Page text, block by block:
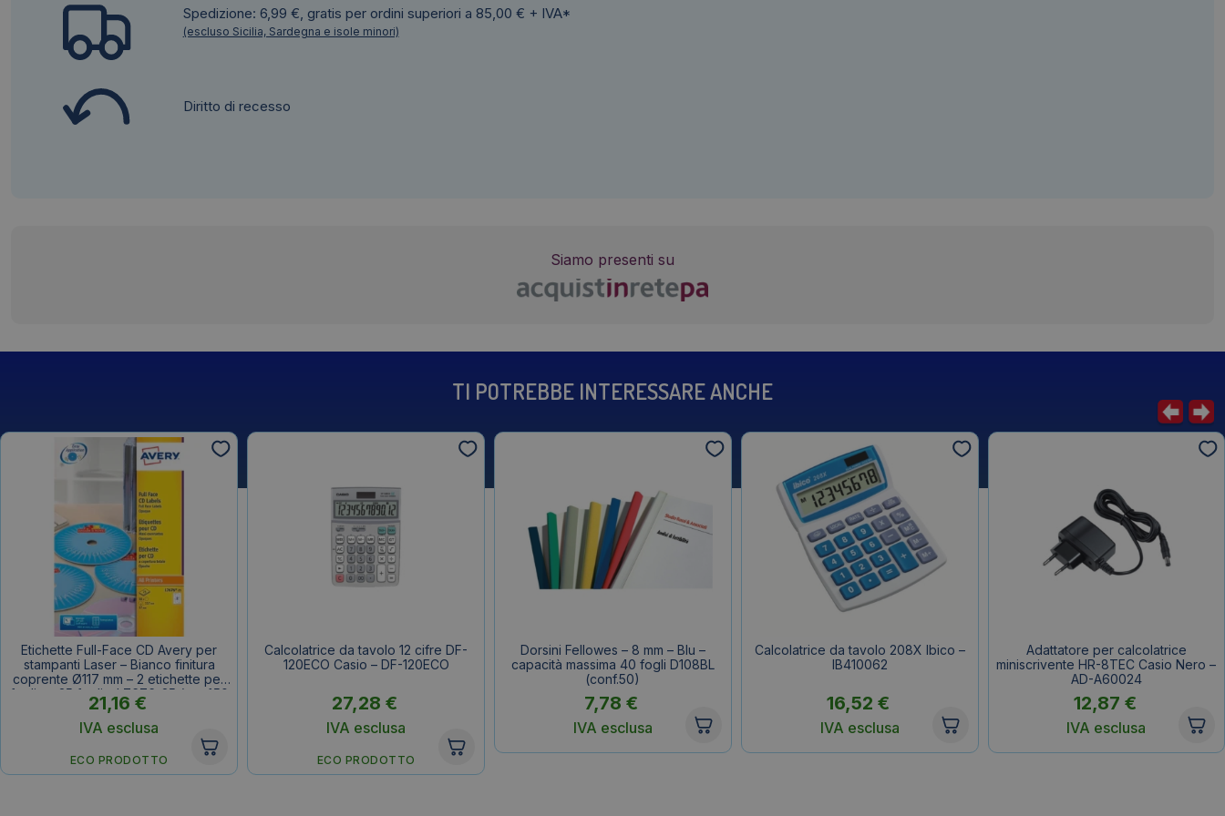
Spedizione: 6,99 €, gratis per ordini superiori a 85,00 € + IVA*
(escluso Sicilia, Sardegna e isole minori)
Diritto di recesso
Siamo presenti su
TI POTREBBE INTERESSARE ANCHE
Etichette Full-Face CD Avery per
stampanti Laser – Bianco finitura
coprente Ø117 mm – 2 etichette per
foglio – 25 fogli – L7676-25 (conf.50
etichette)
21,16€
IVA esclusa
ECO PRODOTTO
Calcolatrice da tavolo 12 cifre DF-
120ECO Casio – DF-120ECO
27,28€
IVA esclusa
ECO PRODOTTO
Dorsini Fellowes – 8 mm – Blu –
capacità massima 40 fogli D108BL
(conf.50)
7,78€
IVA esclusa
Calcolatrice da tavolo 208X Ibico –
IB410062
16,52€
IVA esclusa
Adattatore per calcolatrice
miniscrivente HR-8TEC Casio Nero –
AD-A60024
12,87 €
IVA esclusa